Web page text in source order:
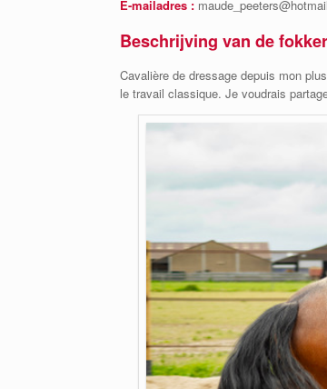
E-mailadres :
Beschrijving van de
Cavalière de dressage depuis mon
le travail classique. Je voudrais